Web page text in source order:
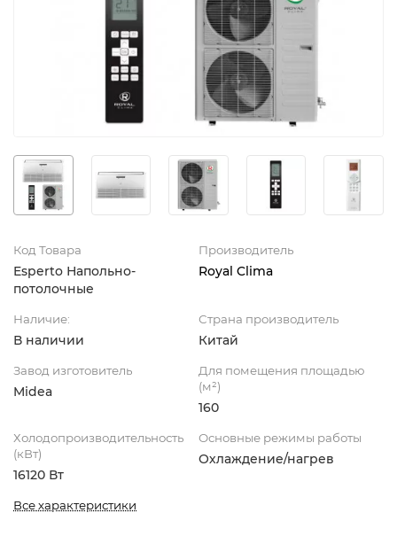
Код Товара
Esperto Напольно-
потолочные
Производитель
Royal Clima
Наличие:
В наличии
Страна производитель
Китай
Завод изготовитель
Midea
Для помещения площадью
(м²)
160
Холодопроизводительность
(кВт)
16120 Вт
Основные режимы работы
Охлаждение/нагрев
Все характеристики